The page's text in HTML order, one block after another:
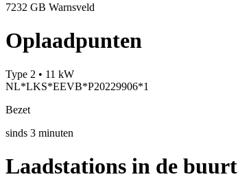
7232 GB Warnsveld
Oplaadpunten
Type 2 • 11 kW
NL*LKS*EEVB*P20229906*1
Bezet
sinds 3 minuten
Laadstations in de buurt